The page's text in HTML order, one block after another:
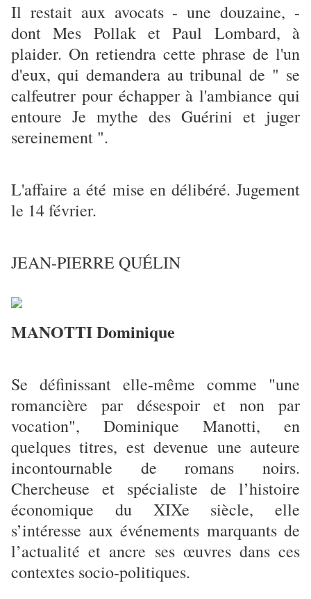
Il restait aux avocats - une douzaine, -
dont Mes Pollak et Paul Lombard, à
plaider. On retiendra cette phrase de l'un
d'eux, qui demandera au tribunal de " se
calfeutrer pour échapper à l'ambiance qui
entoure Je mythe des Guérini et juger
sereinement ".
L'affaire a été mise en délibéré. Jugement
le 14 février.
JEAN-PIERRE QUÉLIN
MANOTTI Dominique
Se définissant elle-même comme "une
romancière par désespoir et non par
vocation", Dominique Manotti, en
quelques titres, est devenue une auteure
incontournable de romans noirs.
Chercheuse et spécialiste de l’histoire
économique du XIXe siècle, elle
s’intéresse aux événements marquants de
l’actualité et ancre ses œuvres dans ces
contextes socio-politiques.